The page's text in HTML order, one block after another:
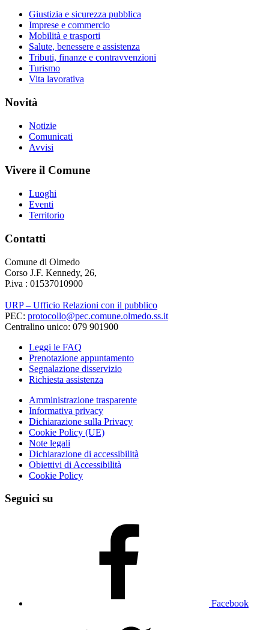
Giustizia e sicurezza pubblica
Imprese e commercio
Mobilità e trasporti
Salute, benessere e assistenza
Tributi, finanze e contravvenzioni
Turismo
Vita lavorativa
Novità
Notizie
Comunicati
Avvisi
Vivere il Comune
Luoghi
Eventi
Territorio
Contatti
Comune di Olmedo
Corso J.F. Kennedy, 26,
P.iva : 01537010900
URP – Ufficio Relazioni con il pubblico
PEC: protocollo@pec.comune.olmedo.ss.it
Centralino unico: 079 901900
Leggi le FAQ
Prenotazione appuntamento
Segnalazione disservizio
Richiesta assistenza
Amministrazione trasparente
Informativa privacy
Dichiarazione sulla Privacy
Cookie Policy (UE)
Note legali
Dichiarazione di accessibilità
Obiettivi di Accessibilità
Cookie Policy
Seguici su
Facebook